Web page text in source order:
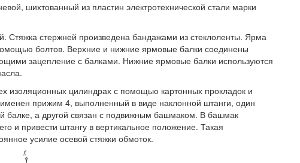
шихтованный из пластин электротехнической стали марки
Стяжка стержней произведена бандажами из стеклоленты. Ярма
болтов. Верхние и нижние ярмовые балки соединены
зацепление с балками. Нижние ярмовые балки используются
изоляционных цилиндрах с помощью картонных прокладок и
прижим 4, выполненный в виде наклонной штанги, один
балке, а другой связан с подвижным башмаком. В башмак
и привести штангу в вертикальное положение. Такая
усилие осевой стяжки обмоток.